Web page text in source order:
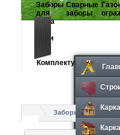
Заборы
для
дома
дачи
Сварные
заборы
Комплектующие
Заборы для дома и